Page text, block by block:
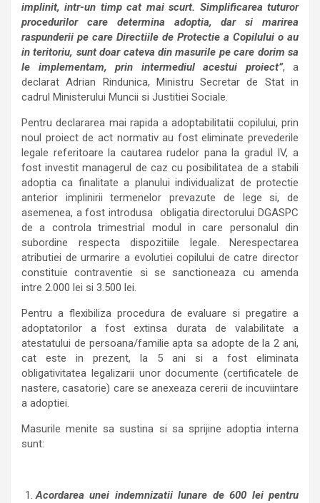
implinit, intr-un timp cat mai scurt. Simplificarea tuturor
procedurilor care determina adoptia, dar si marirea
raspunderii pe care Directiile de Protectie a Copilului o au
in teritoriu, sunt doar cateva din masurile pe care dorim sa
le implementam, prin intermediul acestui proiect”, a
declarat Adrian Rindunica, Ministru Secretar de Stat in
cadrul Ministerului Muncii si Justitiei Sociale.
Pentru declararea mai rapida a adoptabilitatii copilului, prin
noul proiect de act normativ au fost eliminate prevederile
legale referitoare la cautarea rudelor pana la gradul IV, a
fost investit managerul de caz cu posibilitatea de a stabili
adoptia ca finalitate a planului individualizat de protectie
anterior implinirii termenelor prevazute de lege si, de
asemenea, a fost introdusa obligatia directorului DGASPC
de a controla trimestrial modul in care personalul din
subordine respecta dispozitiile legale. Nerespectarea
atributiei de urmarire a evolutiei copilului de catre director
constituie contraventie si se sanctioneaza cu amenda
intre 2.000 lei si 3.500 lei.
Pentru a flexibiliza procedura de evaluare si pregatire a
adoptatorilor a fost extinsa durata de valabilitate a
atestatului de persoana/familie apta sa adopte de la 2 ani,
cat este in prezent, la 5 ani si a fost eliminata
obligativitatea legalizarii unor documente (certificatele de
nastere, casatorie) care se anexeaza cererii de incuviintare
a adoptiei.
Masurile menite sa sustina si sa sprijine adoptia interna
sunt:
Acordarea unei indemnizatii lunare de 600 lei pentru